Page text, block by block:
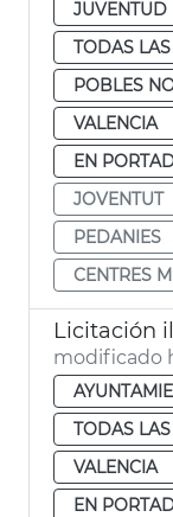
JUVENTUD
TODAS
POBLES
VALENCIA
EN
JOVENTUT
PEDANIES
CENTRES
Licitación
modificado
TODAS
VALENCIA
EN